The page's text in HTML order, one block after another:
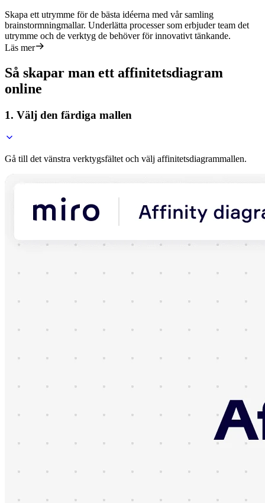
Skapa ett utrymme för de bästa idéerna med vår samling
brainstormningmallar. Underlätta processer som erbjuder team det
utrymme och de verktyg de behöver för innovativt tänkande.
Läs mer
Så skapar man ett affinitetsdiagram
online
1. Välj den färdiga mallen
Gå till det vänstra verktygsfältet och välj affinitetsdiagrammallen.